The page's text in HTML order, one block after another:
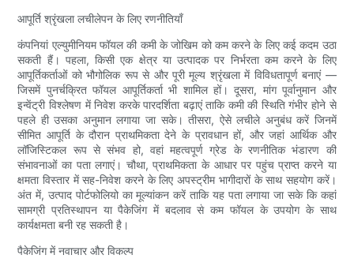
आपूर्ति श्रृंखला लचीलेपन के लिए रणनीतियाँ
कंपनियां एल्युमीनियम फॉयल की कमी के जोखिम को कम करने के लिए कई कदम उठा
सकती हैं। पहला, किसी एक क्षेत्र या उत्पादक पर निर्भरता कम करने के लिए
आपूर्तिकर्ताओं को भौगोलिक रूप से और पूरी मूल्य श्रृंखला में विविधतापूर्ण बनाएं —
जिसमें पुनर्चक्रित फॉयल आपूर्तिकर्ता भी शामिल हों। दूसरा, मांग पूर्वानुमान और
इन्वेंट्री विश्लेषण में निवेश करके पारदर्शिता बढ़ाएं ताकि कमी की स्थिति गंभीर होने से
पहले ही उसका अनुमान लगाया जा सके। तीसरा, ऐसे लचीले अनुबंध करें जिनमें
सीमित आपूर्ति के दौरान प्राथमिकता देने के प्रावधान हों, और जहां आर्थिक और
लॉजिस्टिकल रूप से संभव हो, वहां महत्वपूर्ण ग्रेड के रणनीतिक भंडारण की
संभावनाओं का पता लगाएं। चौथा, प्राथमिकता के आधार पर पहुंच प्राप्त करने या
क्षमता विस्तार में सह-निवेश करने के लिए अपस्ट्रीम भागीदारों के साथ सहयोग करें।
अंत में, उत्पाद पोर्टफोलियो का मूल्यांकन करें ताकि यह पता लगाया जा सके कि कहां
सामग्री प्रतिस्थापन या पैकेजिंग में बदलाव से कम फॉयल के उपयोग के साथ
कार्यक्षमता बनी रह सकती है।
पैकेजिंग में नवाचार और विकल्प